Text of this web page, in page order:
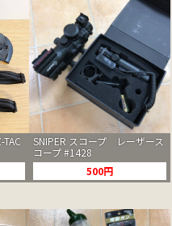
SNIPER スコープ レーザース
コープ #1428
500円